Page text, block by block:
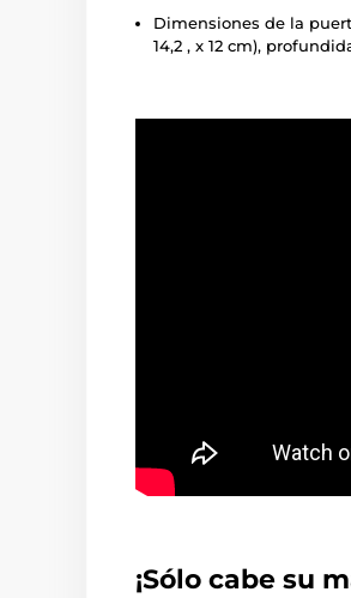
Dimensiones de la
14,2 , x 12 cm),
¡Sólo cabe su